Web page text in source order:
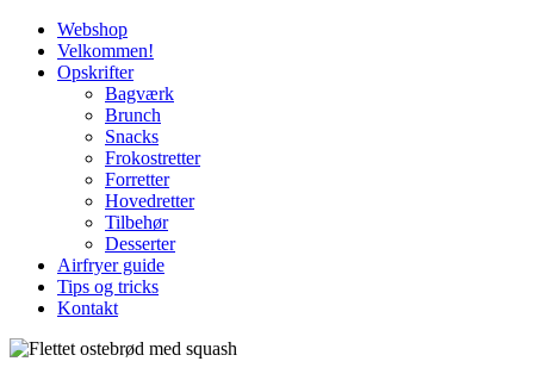
Webshop
Velkommen!
Opskrifter
Bagværk
Brunch
Snacks
Frokostretter
Forretter
Hovedretter
Tilbehør
Desserter
Airfryer guide
Tips og tricks
Kontakt